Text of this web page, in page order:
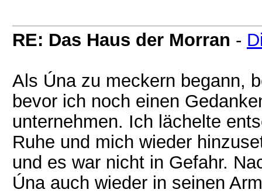
RE: Das Haus der Morran -
Als Úna zu meckern begann,
bevor ich noch einen
unternehmen. Ich lächelte
Ruhe und mich wieder
und es war nicht in Gefahr.
Úna auch wieder in seinen